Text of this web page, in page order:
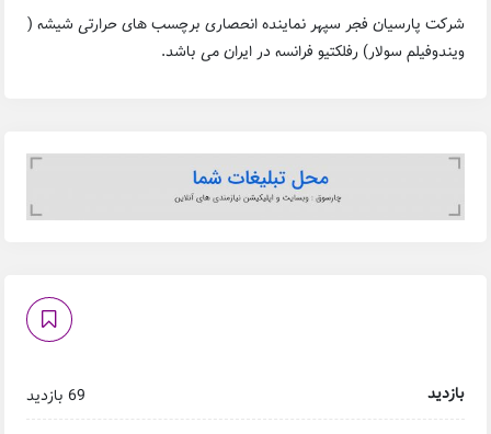
شرکت پارسیان فجر سپهر نماینده انحصاری برچسب های حرارتی شیشه (
ویندوفیلم سولار) رفلکتیو فرانسه در ایران می باشد.
بازدید 69 بازدید